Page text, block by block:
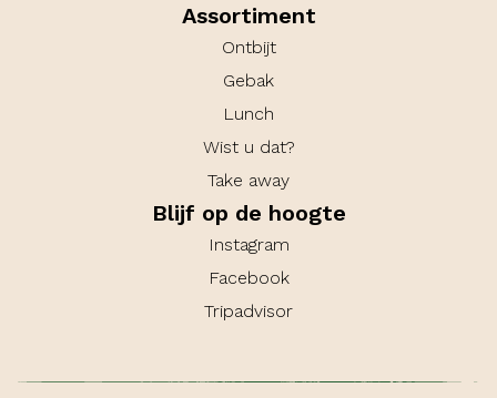
Assortiment
Ontbijt
Gebak
Lunch
Wist u dat?
Take away
Blijf op de hoogte
Instagram
Facebook
Tripadvisor